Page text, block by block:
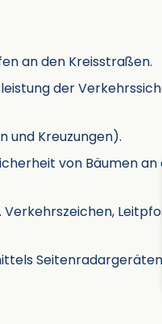
an den Kreisstraßen.
der
und Kreuzungen).
von Bäumen an